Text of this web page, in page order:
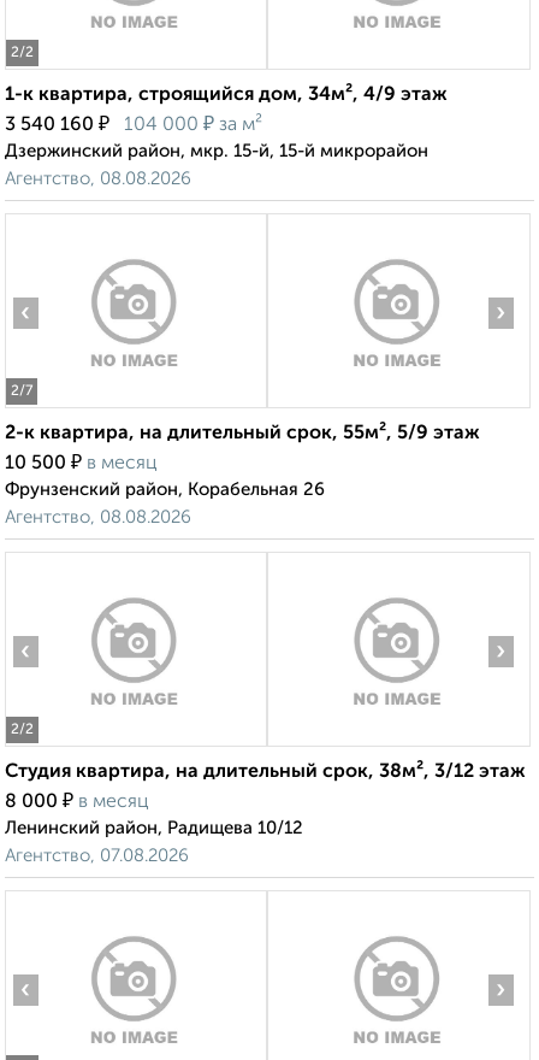
2/2
1-к квартира, строящийся дом, 34м², 4/9 этаж
3 540 160 ₽ 104 000 ₽ за м²
Дзержинский район, мкр. 15-й, 15-й микрорайон
Агентство, 08.08.2026
2/7
‹ ›
2-к квартира, на длительный срок, 55м², 5/9 этаж
10 500 ₽ в месяц
Фрунзенский район, Корабельная 26
Агентство, 08.08.2026
2/2
‹ ›
Студия квартира, на длительный срок, 38м², 3/12 этаж
8 000 ₽ в месяц
Ленинский район, Радищева 10/12
Агентство, 07.08.2026
‹ ›